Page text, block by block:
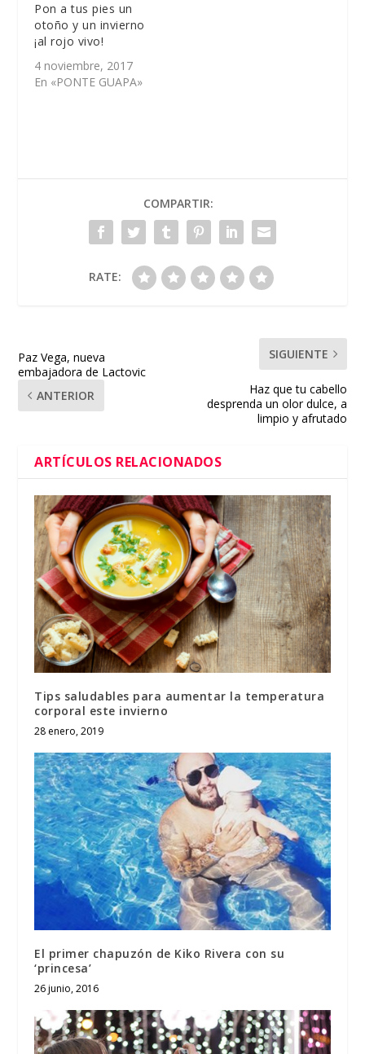
Pon a tus pies un
otoño y un invierno
¡al rojo vivo!
4 noviembre, 2017
En «PONTE GUAPA»
COMPARTIR:
RATE:
Paz Vega, nueva
embajadora de Lactovic
ANTERIOR
SIGUIENTE
Haz que tu cabello
desprenda un olor dulce, a
limpio y afrutado
ARTÍCULOS RELACIONADOS
Tips saludables para aumentar la temperatura
corporal este invierno
28 enero, 2019
El primer chapuzón de Kiko Rivera con su
‘princesa’
26 junio, 2016